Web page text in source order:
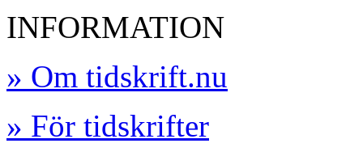
INFORMATION
» Om tidskrift.nu
» För tidskrifter